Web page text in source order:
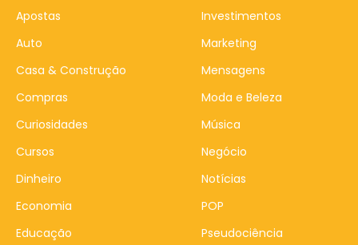
Apostas
Auto
Casa & Construção
Compras
Curiosidades
Cursos
Dinheiro
Economia
Educação
Investimentos
Marketing
Mensagens
Moda e Beleza
Música
Negócio
Notícias
POP
Pseudociência